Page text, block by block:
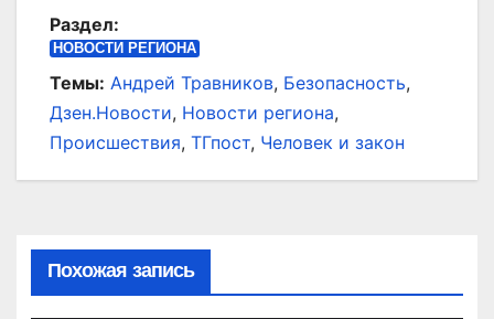
Раздел:
НОВОСТИ РЕГИОНА
Темы: Андрей Травников, Безопасность,
Дзен.Новости, Новости региона,
Происшествия, ТГпост, Человек и закон
Похожая запись